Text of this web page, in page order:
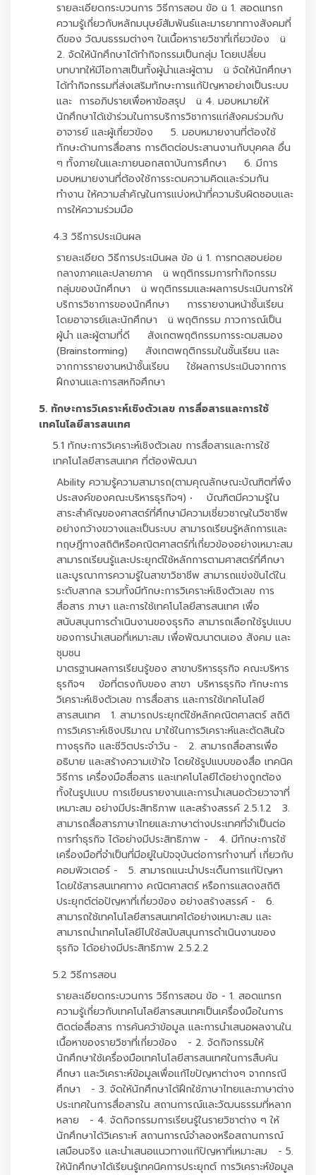
รายละเอียดกระบวนการ วิธีการสอน ข้อ ü 1. สอดแทรก
ความรู้เกี่ยวกับหลักมนุษย์สัมพันธ์และมารยาททางสังคมที่
ดีของ วัฒนธรรมต่างๆ ในเนื้อหารายวิชาที่เกี่ยวข้อง ü
2. จัดให้นักศึกษาได้ทำกิจกรรมเป็นกลุ่ม โดยเปลี่ยน
บทบาทให้มีโอกาสเป็นทั้งผู้นำและผู้ตาม ü จัดให้นักศึกษา
ได้ทำกิจกรรมที่ส่งเสริมทักษะการแก้ปัญหาอย่างเป็นระบบ
และ การอภิปรายเพื่อหาข้อสรุป ü 4. มอบหมายให้
นักศึกษาได้เข้าร่วมในการบริการวิชาการแก่สังคมร่วมกับ
อาจารย์ และผู้เกี่ยวข้อง 5. มอบหมายงานที่ต้องใช้
ทักษะด้านการสื่อสาร การติดต่อประสานงานกับบุคคล อื่น
ๆ ทั้งภายในและภายนอกสถาบันการศึกษา 6. มีการ
มอบหมายงานที่ต้องใช้การระดมความคิดและร่วมกัน
ทำงาน ให้ความสำคัญในการแบ่งหน้าที่ความรับผิดชอบและ
การให้ความร่วมมือ
4.3 วิธีการประเมินผล
รายละเอียด วิธีการประเมินผล ข้อ ü 1. การทดสอบย่อย
กลางภาคและปลายภาค ü พฤติกรรมการทำกิจกรรม
กลุ่มของนักศึกษา ü พฤติกรรมและผลการประเมินการให้
บริการวิชาการของนักศึกษา การรายงานหน้าชั้นเรียน
โดยอาจารย์และนักศึกษา ü พฤติกรรม ภาวการณ์เป็น
ผู้นำ และผู้ตามที่ดี สังเกตพฤติกรรมการระดมสมอง
(Brainstorming) สังเกตพฤติกรรมในชั้นเรียน และ
จากการรายงานหน้าชั้นเรียน ใช้ผลการประเมินจากการ
ฝึกงานและการสหกิจศึกษา
5. ทักษะการวิเคราะห์เชิงตัวเลข การสื่อสารและการใช้
เทคโนโลยีสารสนเทศ
5.1 ทักษะการวิเคราะห์เชิงตัวเลข การสื่อสารและการใช้
เทคโนโลยีสารสนเทศ ที่ต้องพัฒนา
Ability ความรู้ความสามารถ(ตามคุณลักษณะบัณฑิตที่พึง
ประสงค์ของคณะบริหารธุรกิจฯ) • บัณฑิตมีความรู้ใน
สาระสำคัญของศาสตร์ที่ศึกษามีความเชี่ยวชาญในวิชาชีพ
อย่างกว้างขวางและเป็นระบบ สามารถเรียนรู้หลักการและ
ทฤษฎีทางสถิติหรือคณิตศาสตร์ที่เกี่ยวข้องอย่างเหมาะสม
สามารถเรียนรู้และประยุกต์ใช้หลักการตามศาสตร์ที่ศึกษา
และบูรณาการความรู้ในสาขาวิชาชีพ สามารถแข่งขันได้ใน
ระดับสากล รวมทั้งมีทักษะการวิเคราะห์เชิงตัวเลข การ
สื่อสาร ภาษา และการใช้เทคโนโลยีสารสนเทศ เพื่อ
สนับสนุนการดำเนินงานของธุรกิจ สามารถเลือกใช้รูปแบบ
ของการนำเสนอที่เหมาะสม เพื่อพัฒนาตนเอง สังคม และ
ชุมชน
มาตรฐานผลการเรียนรู้ของ สาขาบริหารธุรกิจ คณะบริหาร
ธุรกิจฯ ข้อที่ตรงกับของ สาขา บริหารธุรกิจ ทักษะการ
วิเคราะห์เชิงตัวเลข การสื่อสาร และการใช้เทคโนโลยี
สารสนเทศ 1. สามารถประยุกต์ใช้หลักคณิตศาสตร์ สถิติ
การวิเคราะห์เชิงปริมาณ มาใช้ในการวิเคราะห์และตัดสินใจ
ทางธุรกิจ และชีวิตประจำวัน - 2. สามารถสื่อสารเพื่อ
อธิบาย และสร้างความเข้าใจ โดยใช้รูปแบบของสื่อ เทคนิค
วิธีการ เครื่องมือสื่อสาร และเทคโนโลยีได้อย่างถูกต้อง
ทั้งในรูปแบบ การเขียนรายงานและการนำเสนอด้วยวาจาที่
เหมาะสม อย่างมีประสิทธิภาพ และสร้างสรรค์ 2.5.1.2 3.
สามารถสื่อสารภาษาไทยและภาษาต่างประเทศที่จำเป็นต่อ
การทำธุรกิจ ได้อย่างมีประสิทธิภาพ - 4. มีทักษะการใช้
เครื่องมือที่จำเป็นที่มีอยู่ในปัจจุบันต่อการทำงานที่ เกี่ยวกับ
คอมพิวเตอร์ - 5. สามารถแนะนำประเด็นการแก้ปัญหา
โดยใช้สารสนเทศทาง คณิตศาสตร์ หรือการแสดงสถิติ
ประยุกต์ต่อปัญหาที่เกี่ยวข้อง อย่างสร้างสรรค์ - 6.
สามารถใช้เทคโนโลยีสารสนเทศได้อย่างเหมาะสม และ
สามารถนำเทคโนโลยีไปใช้สนับสนุนการดำเนินงานของ
ธุรกิจ ได้อย่างมีประสิทธิภาพ 2.5.2.2
5.2 วิธีการสอน
รายละเอียดกระบวนการ วิธีการสอน ข้อ - 1. สอดแทรก
ความรู้เกี่ยวกับเทคโนโลยีสารสนเทศเป็นเครื่องมือในการ
ติดต่อสื่อสาร การค้นคว้าข้อมูล และการนำเสนอผลงานใน
เนื้อหาของรายวิชาที่เกี่ยวข้อง - 2. จัดกิจกรรมให้
นักศึกษาใช้เครื่องมือเทคโนโลยีสารสนเทศในการสืบค้น
ศึกษา และวิเคราะห์ข้อมูลเพื่อแก้ไขปัญหาต่างๆ จากกรณี
ศึกษา - 3. จัดให้นักศึกษาได้ฝึกใช้ภาษาไทยและภาษาต่าง
ประเทศในการสื่อสารใน สถานการณ์และวัฒนธรรมที่หลาก
หลาย - 4. จัดกิจกรรมการเรียนรู้ในรายวิชาต่าง ๆ ให้
นักศึกษาได้วิเคราะห์ สถานการณ์จำลองหรือสถานการณ์
เสมือนจริง และนำเสนอแนวทางแก้ปัญหาที่เหมาะสม - 5.
ให้นักศึกษาได้เรียนรู้เทคนิคการประยุกต์ การวิเคราะห์ข้อมูล